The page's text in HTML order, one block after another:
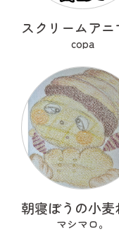
copa
マシマロ。